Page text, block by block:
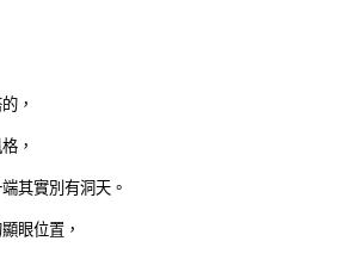
，
，
其實別有洞天。
眼位置，